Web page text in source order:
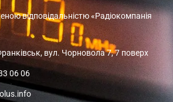
відповідальністю «Радіокомпанія
вул. Чорновола 7, 7 поверх
06 06